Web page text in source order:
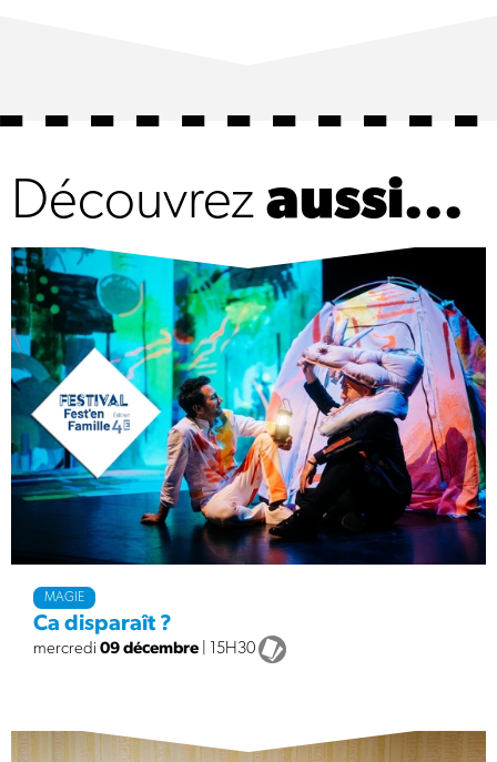
Découvrezaussi...
MAGIE
Ca disparaît ?
mercredi09 décembre | 15H30